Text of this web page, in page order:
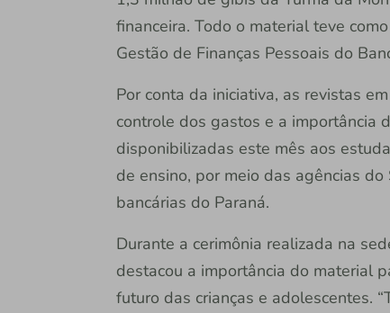
financeira. Todo o material teve
Gestão de Finanças Pessoais do
Por conta da iniciativa, as revistas
controle dos gastos e a importância
disponibilizadas este mês aos
de ensino, por meio das agências
bancárias do Paraná.
Durante a cerimônia realizada na
destacou a importância do material
futuro das crianças e adolescentes.